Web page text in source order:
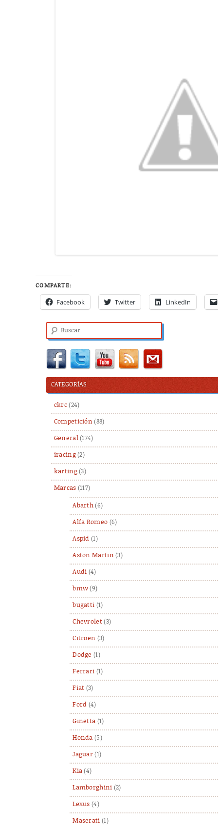
COMPARTE:
Facebook Twitter LinkedIn
Buscar
CATEGORÍAS
ckrc(24)
Competición (88)
General(174)
iracing(2)
karting(3)
Marcas (117)
Abarth (6)
Alfa Romeo (6)
Aspid (1)
Aston Martin (3)
Audi (4)
bmw (9)
bugatti (1)
Chevrolet(3)
Citroën (3)
Dodge (1)
Ferrari (1)
Fiat (3)
Ford (4)
Ginetta (1)
Honda (5)
Jaguar (1)
Kia (4)
Lamborghini (2)
Lexus (4)
Maserati (1)